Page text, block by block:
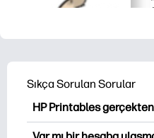
Sıkça Sorulan Sorular
HP Printables
HP Printables, indirme